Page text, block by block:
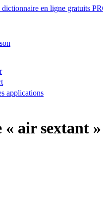
applications
air sextant »